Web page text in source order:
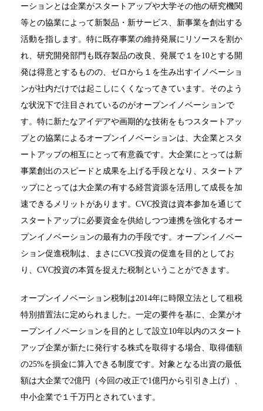
ーションとは企業がスタートアップや大学その他の研究機関
等との協業によって新製品・新サービス、新事業を創出する
活動を指します。特に既存事業の維持発展にリソースを割か
れ、研究開発部門も既存製品の改良、発展で１を10とする開
発は得意とするものの、ゼロから１を生み出すイノベーショ
ンが社内だけでは起こしにくくなってきています。そのよう
な状況下で注目されているのがオープンイノベーションで
す。特に新たなアイデアや画期的な技術をもつスタートアッ
プとの協業によるオープンイノベーションは、大企業とスタ
ートアップの相互にとって有意義です。大企業にとっては新
事業創出のスピードと成果を上げる手段となり、スタートア
ップにとっては大企業の有する経営資源を活用して成長を加
速できるメリットがあります。CVC投資は資本参加を通じて
スタートアップに必要資金を供給しつつ連携を強化するオー
プンイノベーションの最有力の手段です。オープンイノベー
ション促進税制は、まさにCVC投資の促進を目的としてお
り、CVC投資の本質を捉えた税制ということができます。
オープンイノベーション税制は2014年に時限立法として租税
特別措置法に定められました。一定の要件を基に、企業がオ
ープンイノベーションを目的として設立10年以内のスタート
アップ企業が新たに発行する株式を取得する場合、取得価額
の25%を損金に算入できる制度です。対象となる出資の最低
額は大企業で2億円（今回の改正で1億円から引引き上げ）、
中小企業で１千万円とされています。